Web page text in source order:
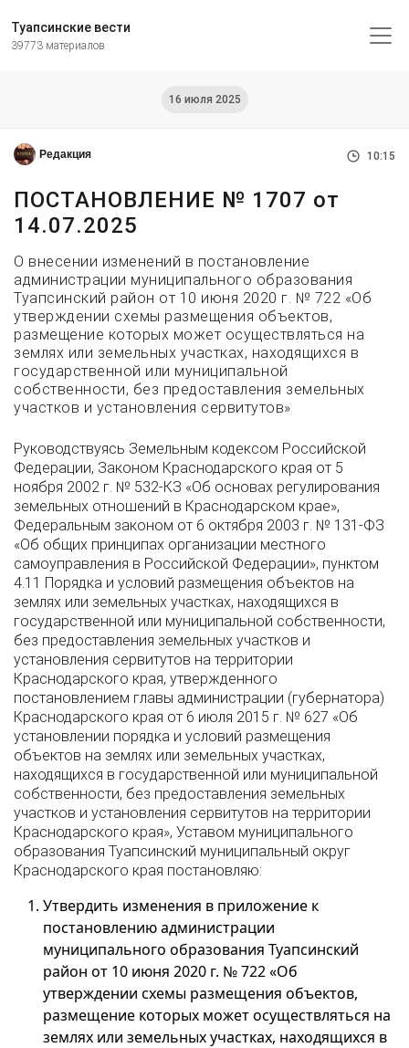
Туапсинские вести
39773 материалов
16 июля 2025
Редакция 10:15
ПОСТАНОВЛЕНИЕ № 1707 от
14.07.2025
О внесении изменений в постановление
администрации муниципального образования
Туапсинский район от 10 июня 2020 г. № 722 «Об
утверждении схемы размещения объектов,
размещение которых может осуществляться на
землях или земельных участках, находящихся в
государственной или муниципальной
собственности, без предоставления земельных
участков и установления сервитутов»
Руководствуясь Земельным кодексом Российской
Федерации, Законом Краснодарского края от 5
ноября 2002 г. № 532-КЗ «Об основах регулирования
земельных отношений в Краснодарском крае»,
Федеральным законом от 6 октября 2003 г. № 131-ФЗ
«Об общих принципах организации местного
самоуправления в Российской Федерации», пунктом
4.11 Порядка и условий размещения объектов на
землях или земельных участках, находящихся в
государственной или муниципальной собственности,
без предоставления земельных участков и
установления сервитутов на территории
Краснодарского края, утвержденного
постановлением главы администрации (губернатора)
Краснодарского края от 6 июля 2015 г. № 627 «Об
установлении порядка и условий размещения
объектов на землях или земельных участках,
находящихся в государственной или муниципальной
собственности, без предоставления земельных
участков и установления сервитутов на территории
Краснодарского края», Уставом муниципального
образования Туапсинский муниципальный округ
Краснодарского края постановляю:
Утвердить изменения в приложение к
постановлению администрации
муниципального образования Туапсинский
район от 10 июня 2020 г. № 722 «Об
утверждении схемы размещения объектов,
размещение которых может осуществляться на
землях или земельных участках, находящихся в